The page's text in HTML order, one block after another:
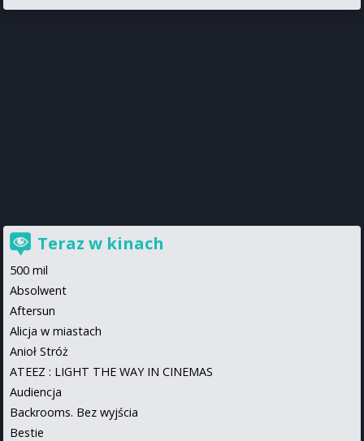
Teraz w kinach
500 mil
Absolwent
Aftersun
Alicja w miastach
Anioł Stróż
ATEEZ : LIGHT THE WAY IN CINEMAS
Audiencja
Backrooms. Bez wyjścia
Bestie